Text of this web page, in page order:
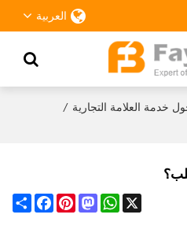
العربية
خدمة العلامة التجارية /
Share
FacebookPinterestMastodon
WhatsApp
X